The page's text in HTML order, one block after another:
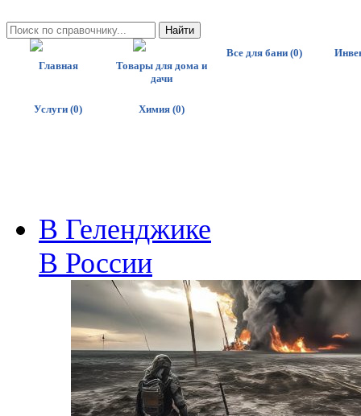
Главная
Товары для дома и
дачи
Все для бани (0)
Услуги (0) Химия (0)
В Геленджике
В России